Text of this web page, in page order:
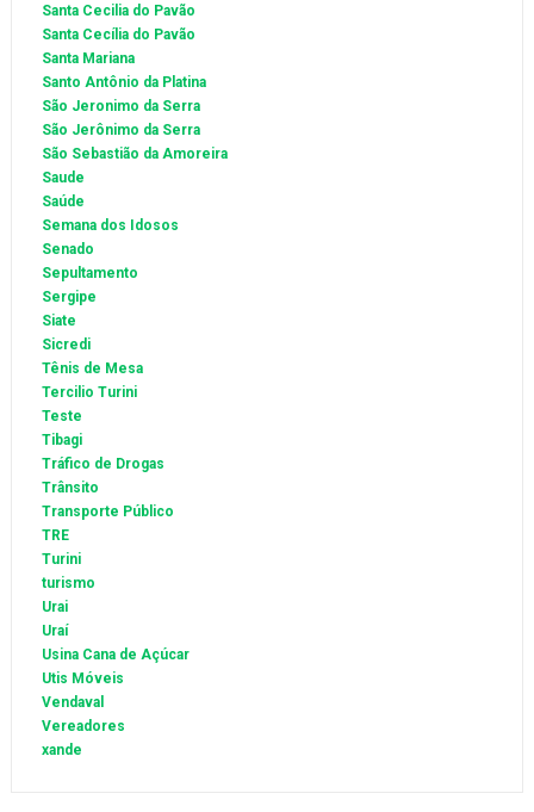
Santa Cecilia do Pavão
Santa Cecília do Pavão
Santa Mariana
Santo Antônio da Platina
São Jeronimo da Serra
São Jerônimo da Serra
São Sebastião da Amoreira
Saude
Saúde
Semana dos Idosos
Senado
Sepultamento
Sergipe
Siate
Sicredi
Tênis de Mesa
Tercilio Turini
Teste
Tibagi
Tráfico de Drogas
Trânsito
Transporte Público
TRE
Turini
turismo
Urai
Uraí
Usina Cana de Açúcar
Utis Móveis
Vendaval
Vereadores
xande